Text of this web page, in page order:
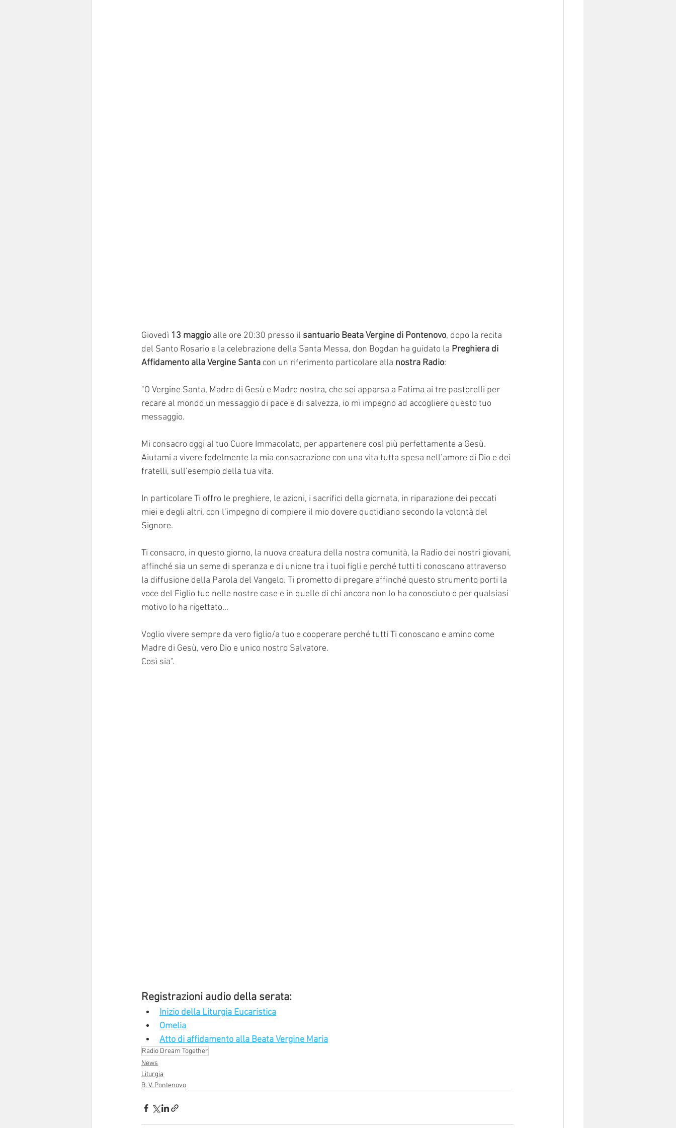
Giovedì 13 maggio alle ore 20:30 presso il santuario Beata Vergine di Pontenovo, dopo la recita
del Santo Rosario e la celebrazione della Santa Messa, don Bogdan ha guidato la Preghiera di
Affidamento alla Vergine Santa con un riferimento particolare alla nostra Radio:
"O Vergine Santa, Madre di Gesù e Madre nostra, che sei apparsa a Fatima ai tre pastorelli per
recare al mondo un messaggio di pace e di salvezza, io mi impegno ad accogliere questo tuo
messaggio.
Mi consacro oggi al tuo Cuore Immacolato, per appartenere così più perfettamente a Gesù.
Aiutami a vivere fedelmente la mia consacrazione con una vita tutta spesa nell’amore di Dio e dei
fratelli, sull’esempio della tua vita.
In particolare Ti offro le preghiere, le azioni, i sacrifici della giornata, in riparazione dei peccati
miei e degli altri, con l’impegno di compiere il mio dovere quotidiano secondo la volontà del
Signore.
Ti consacro, in questo giorno, la nuova creatura della nostra comunità, la Radio dei nostri giovani,
affinché sia un seme di speranza e di unione tra i tuoi figli e perché tutti ti conoscano attraverso
la diffusione della Parola del Vangelo. Ti prometto di pregare affinché questo strumento porti la
voce del Figlio tuo nelle nostre case e in quelle di chi ancora non lo ha conosciuto o per qualsiasi
motivo lo ha rigettato...
Voglio vivere sempre da vero figlio/a tuo e cooperare perché tutti Ti conoscano e amino come
Madre di Gesù, vero Dio e unico nostro Salvatore.
Così sia".
Registrazioni audio della serata:
Inizio della Liturgia Eucaristica
Omelia
Atto di affidamento alla Beata Vergine Maria
Radio Dream Together
News
Liturgia
B. V. Pontenovo